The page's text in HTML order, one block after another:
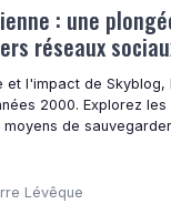
: une
réseaux
et l'impact de
2000. Explorez les
de
Lévêque